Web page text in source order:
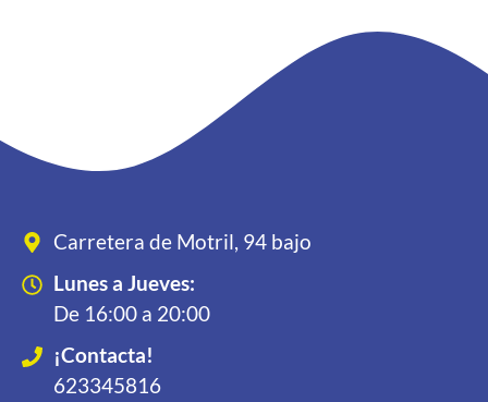
Carretera de Motril, 94 bajo
Lunes a Jueves:
De 16:00 a 20:00
¡Contacta!
623345816